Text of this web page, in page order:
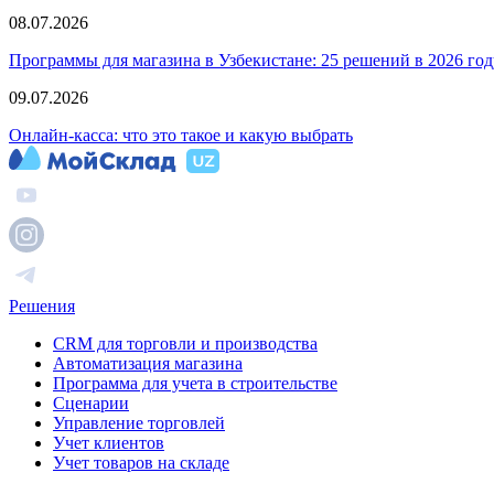
08.07.2026
Программы для магазина в Узбекистане: 25 решений в 2026
09.07.2026
Онлайн-касса: что это такое и какую выбрать
Решения
CRM для торговли и производства
Автоматизация магазина
Программа для учета в строительстве
Сценарии
Управление торговлей
Учет клиентов
Учет товаров на складе